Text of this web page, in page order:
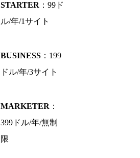
STARTER ：99ド
ル/年/1サイト
BUSINESS ：199
ドル/年/3サイト
MARKETER ：
399ドル/年/無制
限